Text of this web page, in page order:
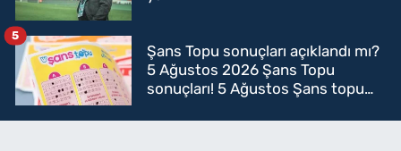
Şans Topu sonuçları açıklandı mı?
5 Ağustos 2026 Şans Topu
sonuçları! 5 Ağustos Şans topu
5